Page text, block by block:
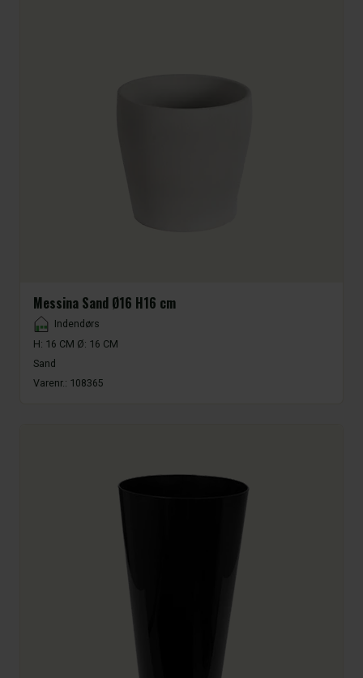
Messina Sand Ø16 H16 cm
Placement
Indendørs
H: 16 CM Ø: 16 CM
Sand
Varenr.: 108365